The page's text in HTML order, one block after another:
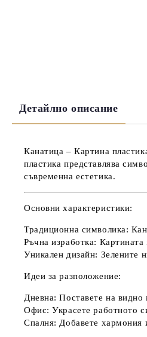
Детайлно описание
Канатица – Картина
пластика представлява
съвременна естетика.
Основни характеристики:
Традиционна символика:
Ръчна изработка: Картината
Уникален дизайн: Зелените
Идеи за разположение:
Дневна: Поставете на видно
Офис: Украсете работното
Спалня: Добавете хармония